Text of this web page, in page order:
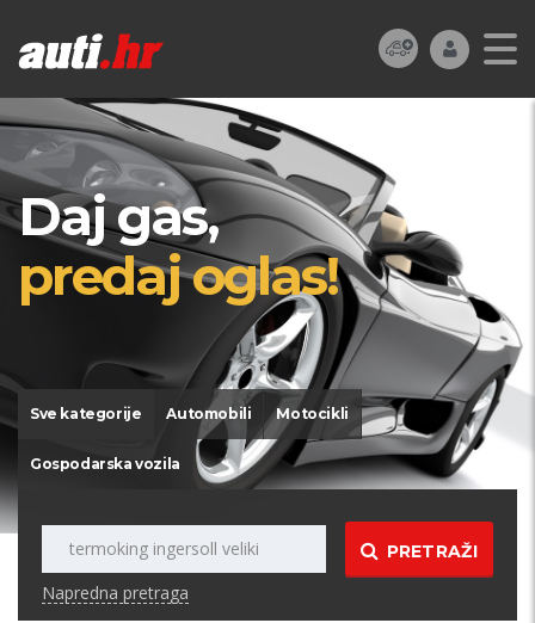
Daj gas,
predaj oglas!
Sve kategorije Automobili Motocikli
Gospodarska vozila
PRETRAŽI
Napredna pretraga